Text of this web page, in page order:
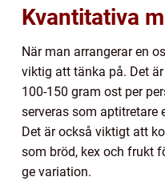
Kvantitativa
När man arrangerar en
viktig att tänka på. Det
100-150 gram ost per
serveras som aptitretare
Det är också viktigt att
som bröd, kex och frukt
ge variation.